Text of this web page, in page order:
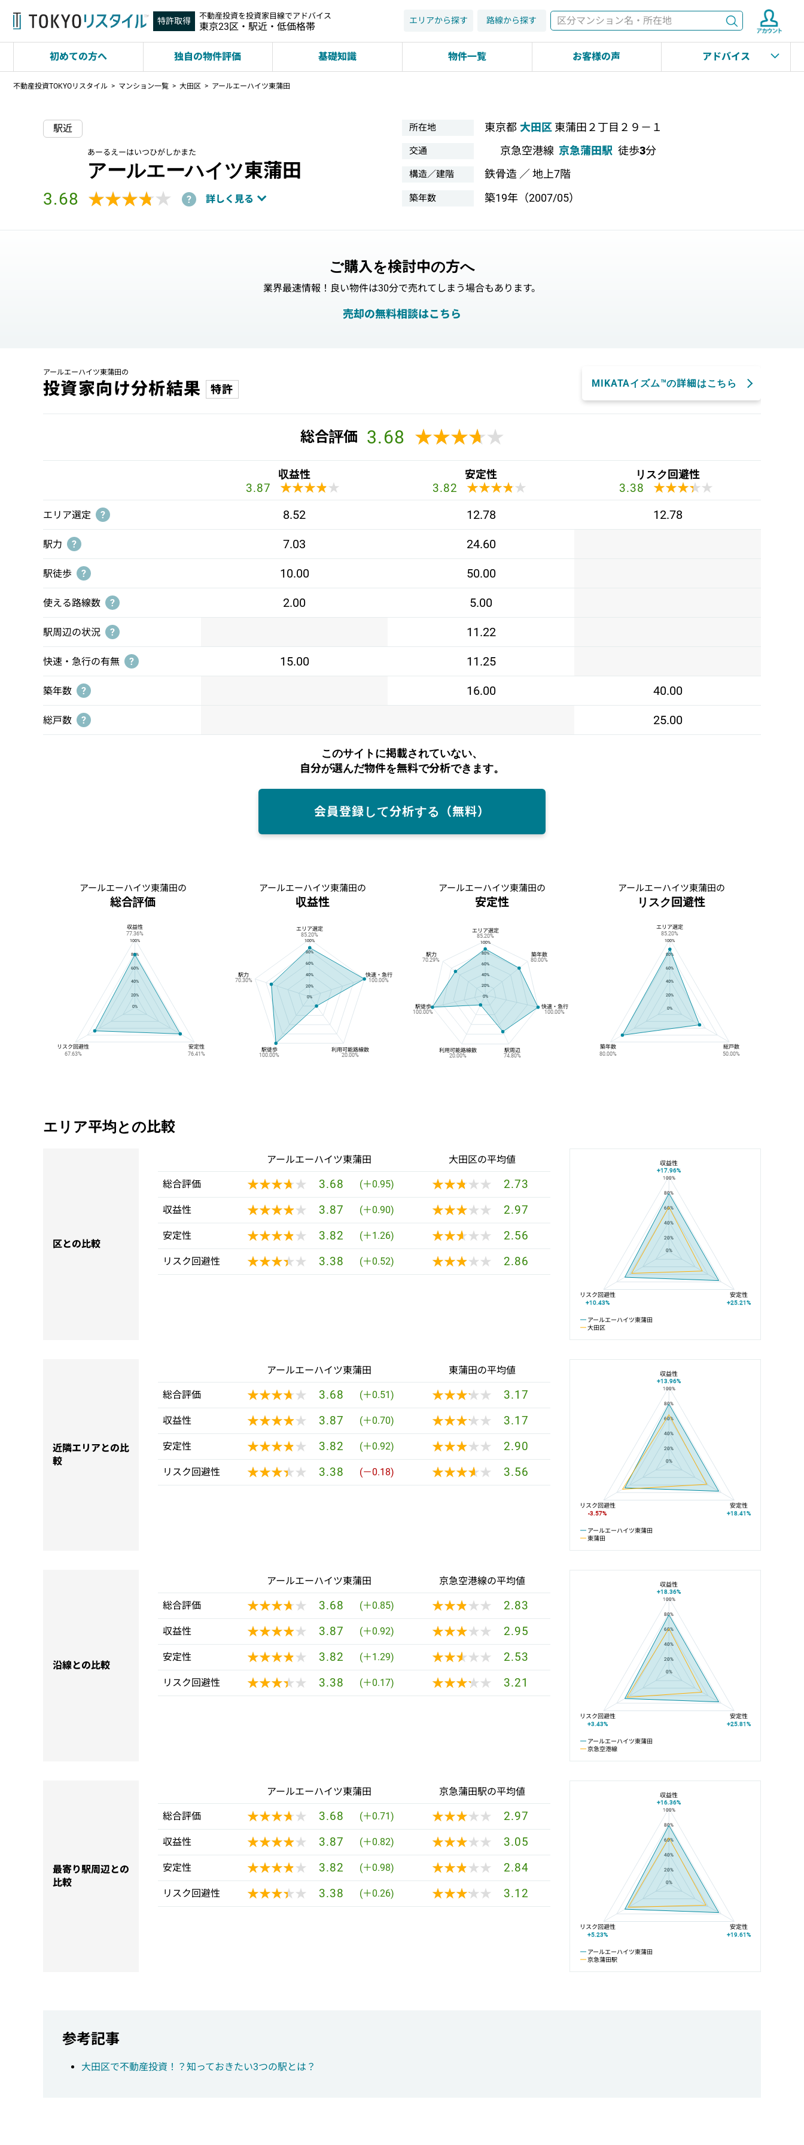
特許取得 不動産投資を投資家目線でアドバイス
東京23区・駅近・低価格帯
検索
エリアから探す 路線から探す
初めての方へ 独自の物件評価 基礎知識 物件一覧 お客様の声 アドバイス
不動産投資TOKYOリスタイル マンション一覧 大田区 アールエーハイツ東蒲田
駅近
あーるえーはいつひがしかまた
アールエーハイツ東蒲田
3.68 ★★★★★
★★★★★ ? 詳しく見る
所在地 東京都 大田区 東蒲田２丁目２９－１
交通 京急空港線 京急蒲田駅 徒歩3分
構造／建階 鉄骨造 ／ 地上7階
築年数 築19年（2007/05）
ご購入を検討中の方へ
業界最速情報！良い物件は30分で売れてしまう場合もあります。
売却の無料相談はこちら
アールエーハイツ東蒲田の
投資家向け分析結果 特許 MIKATAイズム™の詳細はこちら
総合評価 3.68 ★★★★★
★★★★★
収益性
3.87 ★★★★★
★★★★★
安定性
3.82 ★★★★★
★★★★★
リスク回避性
3.38 ★★★★★
★★★★★
エリア選定 ? 8.52 12.78 12.78
駅力 ? 7.03 24.60
駅徒歩 ? 10.00 50.00
使える路線数 ? 2.00 5.00
駅周辺の状況 ? 11.22
快速・急行の有無 ? 15.00 11.25
築年数 ? 16.00 40.00
総戸数 ? 25.00
このサイトに掲載されていない、
自分が選んだ物件を無料で分析できます。
会員登録して分析する（無料）
アールエーハイツ東蒲田の
総合評価
アールエーハイツ東蒲田の総合評価
100%
80%
60%
40%
20%
0%
収益性
77.36%
リスク回避性
67.63%
安定性
76.41%
アールエーハイツ東蒲田の
収益性
アールエーハイツ東蒲田の収益性
100%
80%
60%
40%
20%
0%
エリア選定
85.20%
駅力
70.30%
駅徒歩
100.00%
利用可能路線数
20.00%
快速・急行
100.00%
アールエーハイツ東蒲田の
安定性
100%
80%
60%
40%
20%
0%
エリア選定
85.20%
駅力
70.29%
駅徒歩
100.00%
利用可能路線数
20.00%
駅周辺
74.80%
快速・急行
100.00%
築年数
80.00%
アールエーハイツ東蒲田の
リスク回避性
アールエーハイツ東蒲田のリスク回避性
100%
80%
60%
40%
20%
0%
エリア選定
85.20%
築年数
80.00%
総戸数
50.00%
エリア平均との比較
区との比較
アールエーハイツ東蒲田 大田区の平均値
総合評価 ★★★★★
★★★★★ 3.68 (＋0.95) ★★★★★
★★★★★ 2.73
収益性 ★★★★★
★★★★★ 3.87 (＋0.90) ★★★★★
★★★★★ 2.97
安定性 ★★★★★
★★★★★ 3.82 (＋1.26) ★★★★★
★★★★★ 2.56
リスク回避性 ★★★★★
★★★★★ 3.38 (＋0.52) ★★★★★
★★★★★ 2.86
アールエーハイツ東蒲田と大田区の平均値の総合評価の比較
100%
80%
60%
40%
20%
0%
アールエーハイツ東蒲田
大田区
収益性
+17.96%
リスク回避性
+10.43%
安定性
+25.21%
近隣エリアとの比
較
アールエーハイツ東蒲田 東蒲田の平均値
総合評価 ★★★★★
★★★★★ 3.68 (＋0.51) ★★★★★
★★★★★ 3.17
収益性 ★★★★★
★★★★★ 3.87 (＋0.70) ★★★★★
★★★★★ 3.17
安定性 ★★★★★
★★★★★ 3.82 (＋0.92) ★★★★★
★★★★★ 2.90
リスク回避性 ★★★★★
★★★★★ 3.38 (－0.18) ★★★★★
★★★★★ 3.56
アールエーハイツ東蒲田と東蒲田の平均値の総合評価の比較
100%
80%
60%
40%
20%
0%
アールエーハイツ東蒲田
東蒲田
収益性
+13.96%
リスク回避性
-3.57%
安定性
+18.41%
沿線との比較
アールエーハイツ東蒲田 京急空港線の平均値
総合評価 ★★★★★
★★★★★ 3.68 (＋0.85) ★★★★★
★★★★★ 2.83
収益性 ★★★★★
★★★★★ 3.87 (＋0.92) ★★★★★
★★★★★ 2.95
安定性 ★★★★★
★★★★★ 3.82 (＋1.29) ★★★★★
★★★★★ 2.53
リスク回避性 ★★★★★
★★★★★ 3.38 (＋0.17) ★★★★★
★★★★★ 3.21
アールエーハイツ東蒲田と京急空港線の平均値の総合評価の比較
100%
80%
60%
40%
20%
0%
アールエーハイツ東蒲田
京急空港線
収益性
+18.36%
リスク回避性
+3.43%
安定性
+25.81%
最寄り駅周辺との
比較
アールエーハイツ東蒲田 京急蒲田駅の平均値
総合評価 ★★★★★
★★★★★ 3.68 (＋0.71) ★★★★★
★★★★★ 2.97
収益性 ★★★★★
★★★★★ 3.87 (＋0.82) ★★★★★
★★★★★ 3.05
安定性 ★★★★★
★★★★★ 3.82 (＋0.98) ★★★★★
★★★★★ 2.84
リスク回避性 ★★★★★
★★★★★ 3.38 (＋0.26) ★★★★★
★★★★★ 3.12
アールエーハイツ東蒲田と京急蒲田駅の平均値の総合評価の比較
100%
80%
60%
40%
20%
0%
アールエーハイツ東蒲田
京急蒲田駅
収益性
+16.36%
リスク回避性
+5.23%
安定性
+19.61%
参考記事
大田区で不動産投資！？知っておきたい3つの駅とは？